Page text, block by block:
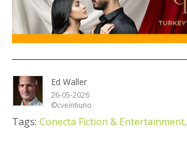
Ed Waller
26-05-2026
©cveintiuno
Tags: Conecta Fiction & Entertainment,